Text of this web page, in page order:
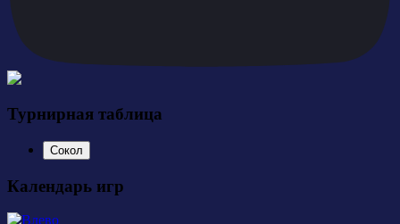
Турнирная таблица
Сокол
Календарь игр